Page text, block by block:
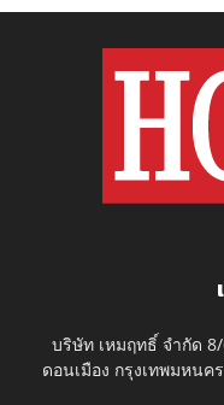
บริษัท เหมฤทธิ์ จำกัด
ดอนเมือง กรุงเทพมหนค